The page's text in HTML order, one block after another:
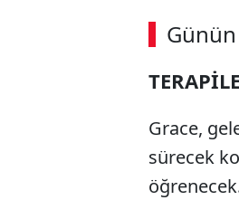
Grace,
sürecek